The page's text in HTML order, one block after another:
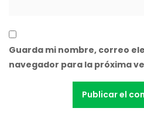
Guarda mi nombre, correo
navegador para la próxima